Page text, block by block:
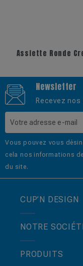
Cup 30
Newsletter
Recevez
Vous pouvez vous
cela nos informations
du site.
CUP’N DESIGN
NOTRE
PRODUITS